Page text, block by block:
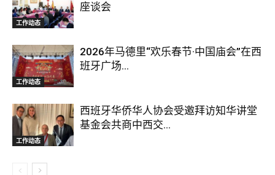
工作动态
座谈会
工作动态
2026年马德里“欢乐春节·中国庙会”在西
班牙广场...
工作动态
西班牙华侨华人协会受邀拜访知华讲堂
基金会共商中西交...